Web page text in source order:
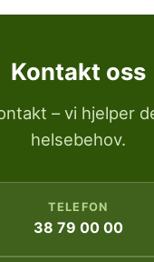
Kontakt oss
– vi hjelper
helsebehov.
TELEFON
38 79 00 00